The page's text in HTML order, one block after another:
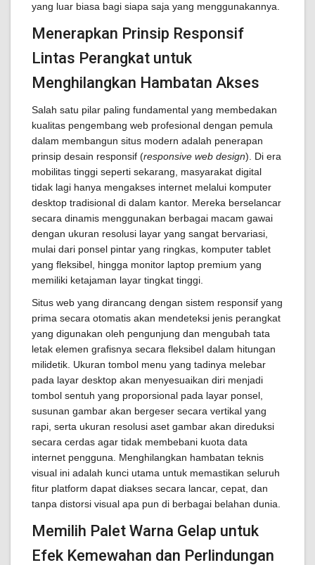
yang luar biasa bagi siapa saja yang menggunakannya.
Menerapkan Prinsip Responsif
Lintas Perangkat untuk
Menghilangkan Hambatan Akses
Salah satu pilar paling fundamental yang membedakan
kualitas pengembang web profesional dengan pemula
dalam membangun situs modern adalah penerapan
prinsip desain responsif (responsive web design). Di era
mobilitas tinggi seperti sekarang, masyarakat digital
tidak lagi hanya mengakses internet melalui komputer
desktop tradisional di dalam kantor. Mereka berselancar
secara dinamis menggunakan berbagai macam gawai
dengan ukuran resolusi layar yang sangat bervariasi,
mulai dari ponsel pintar yang ringkas, komputer tablet
yang fleksibel, hingga monitor laptop premium yang
memiliki ketajaman layar tingkat tinggi.
Situs web yang dirancang dengan sistem responsif yang
prima secara otomatis akan mendeteksi jenis perangkat
yang digunakan oleh pengunjung dan mengubah tata
letak elemen grafisnya secara fleksibel dalam hitungan
milidetik. Ukuran tombol menu yang tadinya melebar
pada layar desktop akan menyesuaikan diri menjadi
tombol sentuh yang proporsional pada layar ponsel,
susunan gambar akan bergeser secara vertikal yang
rapi, serta ukuran resolusi aset gambar akan direduksi
secara cerdas agar tidak membebani kuota data
internet pengguna. Menghilangkan hambatan teknis
visual ini adalah kunci utama untuk memastikan seluruh
fitur platform dapat diakses secara lancar, cepat, dan
tanpa distorsi visual apa pun di berbagai belahan dunia.
Memilih Palet Warna Gelap untuk
Efek Kemewahan dan Perlindungan